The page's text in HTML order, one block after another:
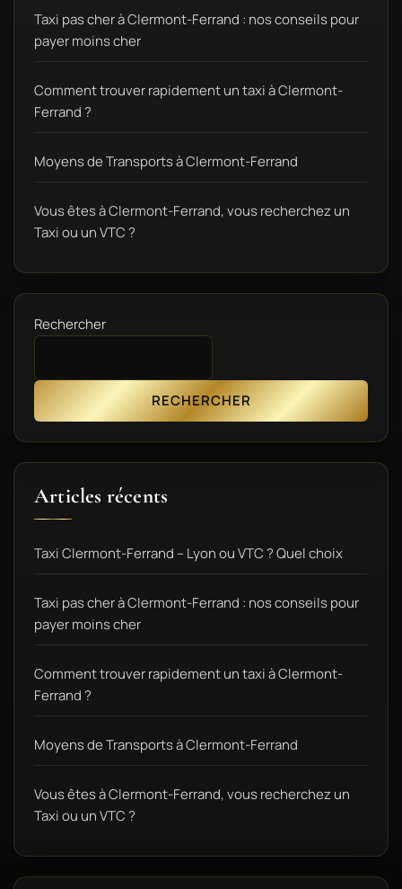
Taxi pas cher à Clermont-Ferrand : nos conseils pour
payer moins cher
Comment trouver rapidement un taxi à Clermont-
Ferrand ?
Moyens de Transports à Clermont-Ferrand
Vous êtes à Clermont-Ferrand, vous recherchez un
Taxi ou un VTC ?
Rechercher
RECHERCHER
Articles récents
Taxi Clermont-Ferrand – Lyon ou VTC ? Quel choix
Taxi pas cher à Clermont-Ferrand : nos conseils pour
payer moins cher
Comment trouver rapidement un taxi à Clermont-
Ferrand ?
Moyens de Transports à Clermont-Ferrand
Vous êtes à Clermont-Ferrand, vous recherchez un
Taxi ou un VTC ?